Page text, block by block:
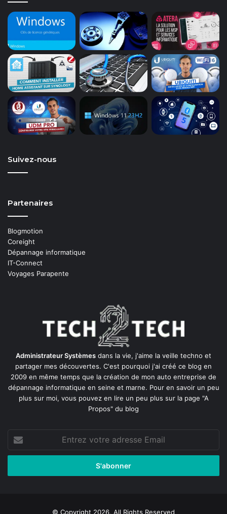
Suivez-nous
Partenaires
Blogmotion
Coreight
Dépannage informatique
IT-Connect
Voyages Parapente
Administrateur Systèmes dans la vie, j'aime la veille techno et
partager mes découvertes. C'est pourquoi j'ai créé ce blog en
2009 en même temps que la création de mon auto entreprise de
dépannage informatique en seine et marne. Pour en savoir un peu
plus sur moi, vous pouvez en lire un peu plus sur la page "A
Propos" du blog
votre
adresse
© Copyright 2026, All Rights Reserved